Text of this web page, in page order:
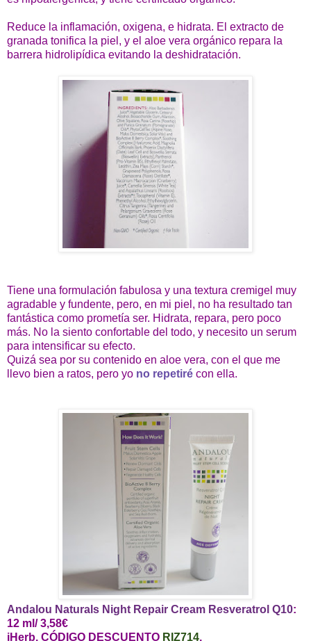
Reduce la inflamación, oxigena, e hidrata. El extracto de
granada tonifica la piel, y el aloe vera orgánico repara la
barrera hidrolipídica evitando la deshidratación.
Tiene una formulación fabulosa y una textura cremigel muy
agradable y fundente, pero, en mi piel, no ha resultado tan
fantástica como prometía ser. Hidrata, repara, pero poco
más. No la siento confortable del todo, y necesito un serum
para intensificar su efecto.
Quizá sea por su contenido en aloe vera, con el que me
llevo bien a ratos, pero yo no repetiré con ella.
Andalou Naturals Night Repair Cream Resveratrol Q10:
12 ml/ 3,58€
iHerb. CÓDIGO DESCUENTO RIZ714.